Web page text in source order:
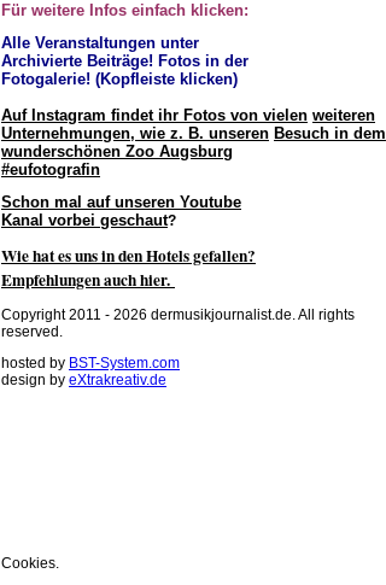
Für weitere Infos einfach klicken:
Alle Veranstaltungen unter
Archivierte Beiträge! Fotos in der
Fotogalerie! (Kopfleiste klicken)
Auf Instagram findet ihr Fotos von vielen weiteren
Unternehmungen, wie z. B. unseren Besuch in dem
wunderschönen Zoo Augsburg
#eufotografin
Schon mal auf unseren Youtube
Kanal vorbei geschaut?
Wie hat es uns in den Hotels gefallen?
Empfehlungen auch hier.
Copyright 2011 - 2026 dermusikjournalist.de. All rights
reserved.
hosted by BST-System.com
design by eXtrakreativ.de
Cookies.